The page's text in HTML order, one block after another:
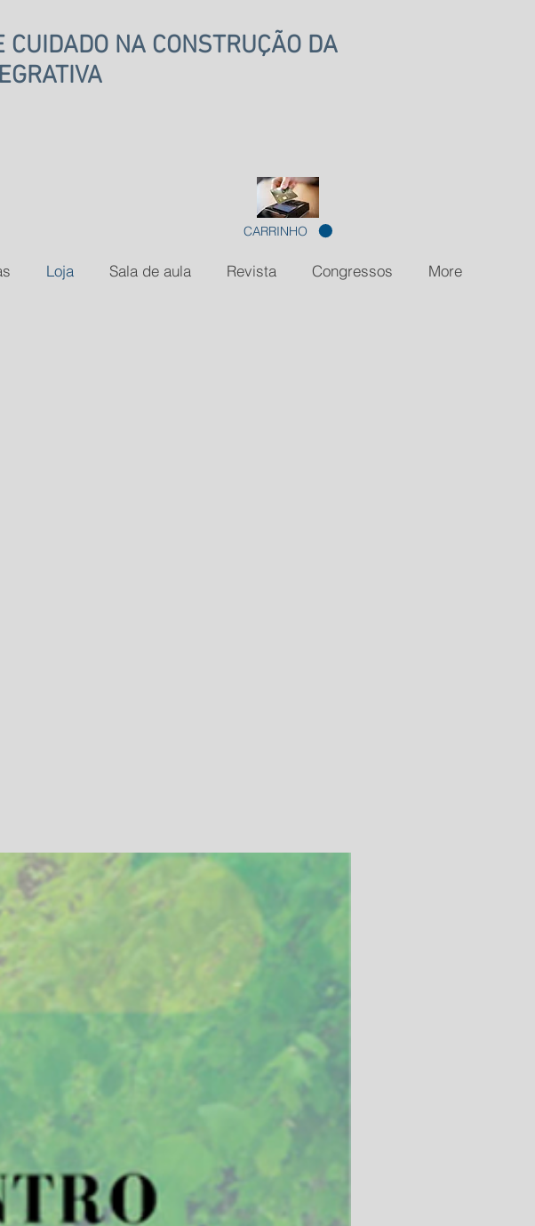
NA CONSTRUÇÃO DA
CARRINHO
Loja Sala de aula Revista Congressos More